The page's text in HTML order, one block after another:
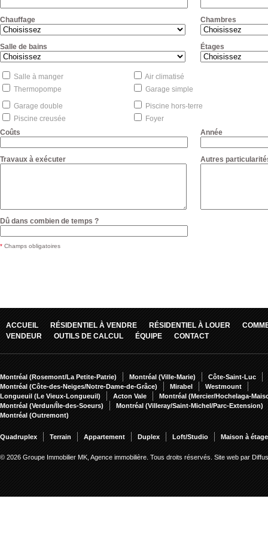
Chauffage Chambres
Salle de bains Étages
Salle à manger
Air climatisé
Thermopompe
Garage simple
Garage double
Piscine hors-terre
Piscine creusée
Foyer
Coûts
Année
Travaux à exécuter Autres
Dû dans combien de temps ?
* Champs obligatoires
ACCUEIL RÉSIDENTIEL À VENDRE RÉSIDENTIEL À LOUER
VENDEUR
OUTILS DE CALCUL ÉQUIPE CONTACT
Montréal (Rosemont/La Petite-Patrie) Montréal (Ville-Marie)
Côte-Saint-Luc
Montréal (Côte-des-Neiges/Notre-Dame-de-Grâce)
Mirabel
Westmount
Longueuil (Le Vieux-Longueuil)
Acton Vale
Montréal (Mercier/Hochelaga-
Montréal (Verdun/Île-des-Soeurs)
Montréal (Villeray/Saint-Michel/Parc-Extension)
Montréal (Outremont)
Quadruplex Terrain Appartement Duplex Loft/Studio Maison à
© 2026 Groupe Immobilier MK, Agence immobilière. Tous droits réservés. Site web par